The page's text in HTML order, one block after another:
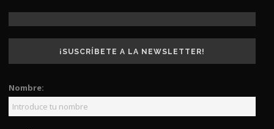
¡SUSCRÍBETE A LA NEWSLETTER!
Nombre: